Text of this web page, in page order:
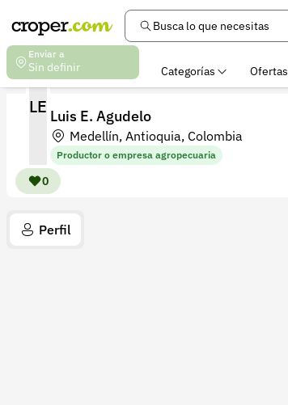
Busca lo que necesitas
Enviar a
Sin definir Categorías Ofertas
LE
0
Luis E. Agudelo
Medellín, Antioquia, Colombia
Productor o empresa agropecuaria
Perfil